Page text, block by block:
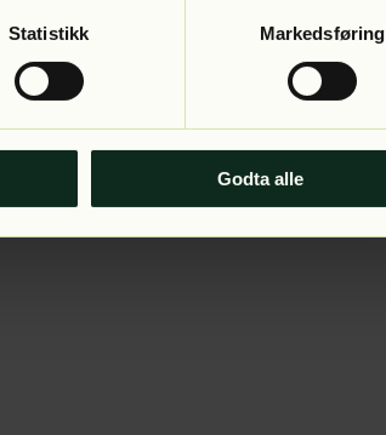
Statistikk Markedsføring
Godta alle